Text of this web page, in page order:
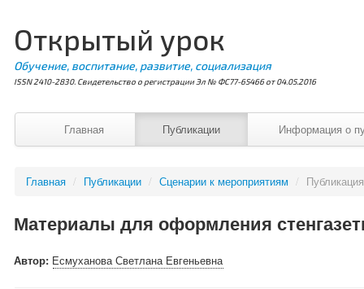
Открытый урок
Обучение, воспитание, развитие, социализация
ISSN 2410-2830. Свидетельство о регистрации Эл № ФС77-65466 от 04.05.2016
Главная Публикации Информация о
Главная / Публикации / Сценарии к мероприятиям /
Материалы для оформления
Автор: Есмуханова Светлана Евгеньевна